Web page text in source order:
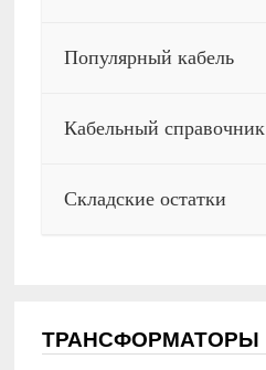
Популярный кабель
Кабельный справочник
Складские остатки
ТРАНСФОРМАТОРЫ